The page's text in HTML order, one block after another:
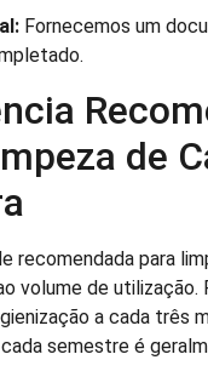
Fornecemos um
de
recomendada para
volume de utilização.
a cada três
semestre é